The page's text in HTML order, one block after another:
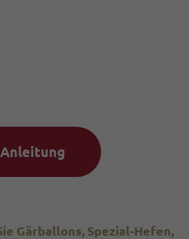
Gär­ballons, Spezial-Hefen,